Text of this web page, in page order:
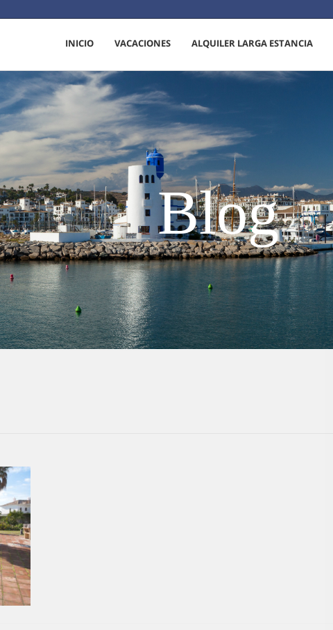
INICIO VACACIONES ALQUILER LARGA ESTANCIA
Blog